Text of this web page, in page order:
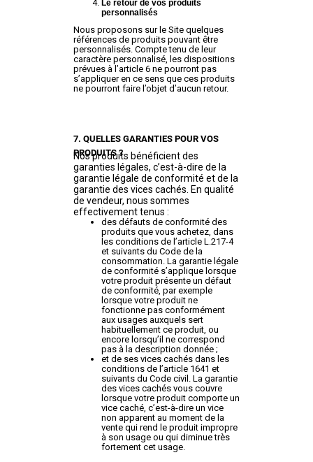
Le retour de vos produits
personnalisés
Nous proposons sur le Site quelques
références de produits pouvant être
personnalisés. Compte tenu de leur
caractère personnalisé, les dispositions
prévues à l’article 6 ne pourront pas
s’appliquer en ce sens que ces produits
ne pourront faire l’objet d’aucun retour.
7. QUELLES GARANTIES POUR VOS
PRODUITS ?
Nos produits bénéficient des
garanties légales, c’est-à-dire de la
garantie légale de conformité et de la
garantie des vices cachés. En qualité
de vendeur, nous sommes
effectivement tenus :
des défauts de conformité des
produits que vous achetez, dans
les conditions de l’article L.217-4
et suivants du Code de la
consommation. La garantie légale
de conformité s’applique lorsque
votre produit présente un défaut
de conformité, par exemple
lorsque votre produit ne
fonctionne pas conformément
aux usages auxquels sert
habituellement ce produit, ou
encore lorsqu’il ne correspond
pas à la description donnée ;
et de ses vices cachés dans les
conditions de l’article 1641 et
suivants du Code civil. La garantie
des vices cachés vous couvre
lorsque votre produit comporte un
vice caché, c’est-à-dire un vice
non apparent au moment de la
vente qui rend le produit impropre
à son usage ou qui diminue très
fortement cet usage.